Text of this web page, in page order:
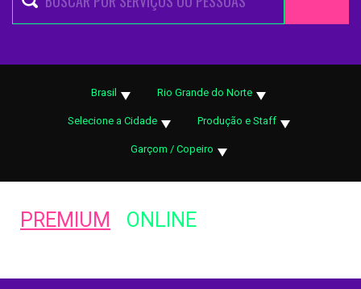
Brasil Rio Grande do Norte
Selecione a Cidade Produção e Staff
Garçom / Copeiro
PREMIUM ONLINE